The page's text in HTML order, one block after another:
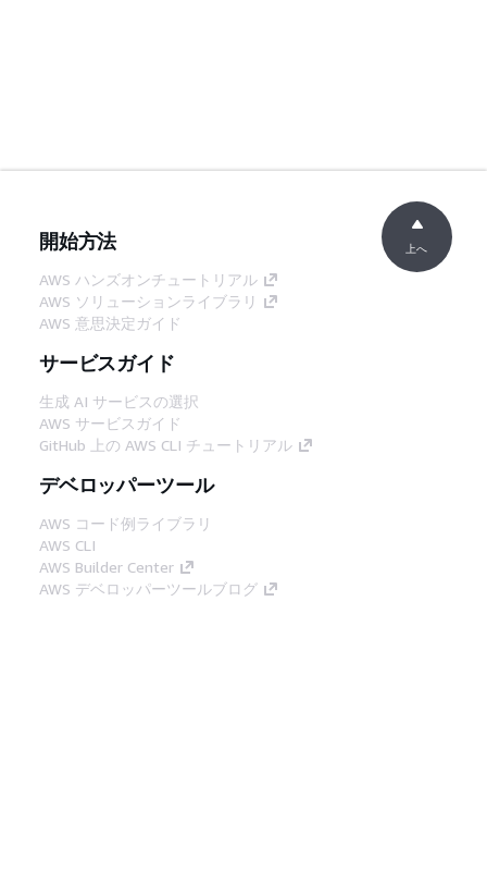
開始方法
AWS ハンズオンチュートリアル
AWS ソリューションライブラリ
AWS 意思決定ガイド
サービスガイド
生成 AI サービスの選択
AWS サービスガイド
GitHub 上の AWS CLI チュートリアル
デベロッパーツール
AWS コード例ライブラリ
AWS CLI
AWS Builder Center
AWS デベロッパーツールブログ
上へ